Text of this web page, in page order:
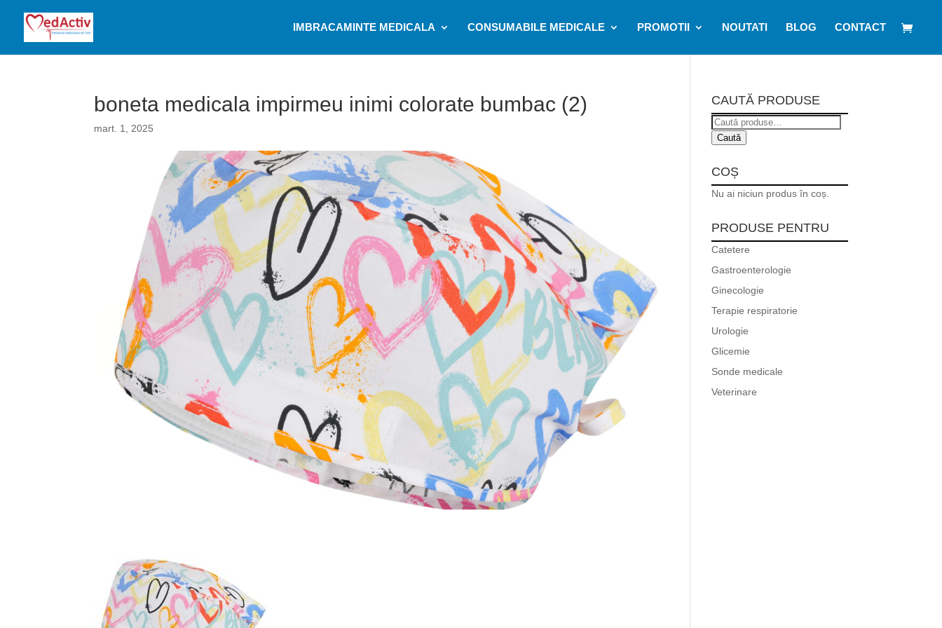
IMBRACAMINTE MEDICALA CONSUMABILE MEDICALE PROMOTII NOUTATI BLOG CONTACT
boneta medicala impirmeu inimi colorate bumbac (2)
mart. 1, 2025
CAUTĂ PRODUSE
Caută
după:
Caută
COȘ
Nu ai niciun produs în coș.
PRODUSE PENTRU
Catetere
Gastroenterologie
Ginecologie
Terapie respiratorie
Urologie
Glicemie
Sonde medicale
Veterinare